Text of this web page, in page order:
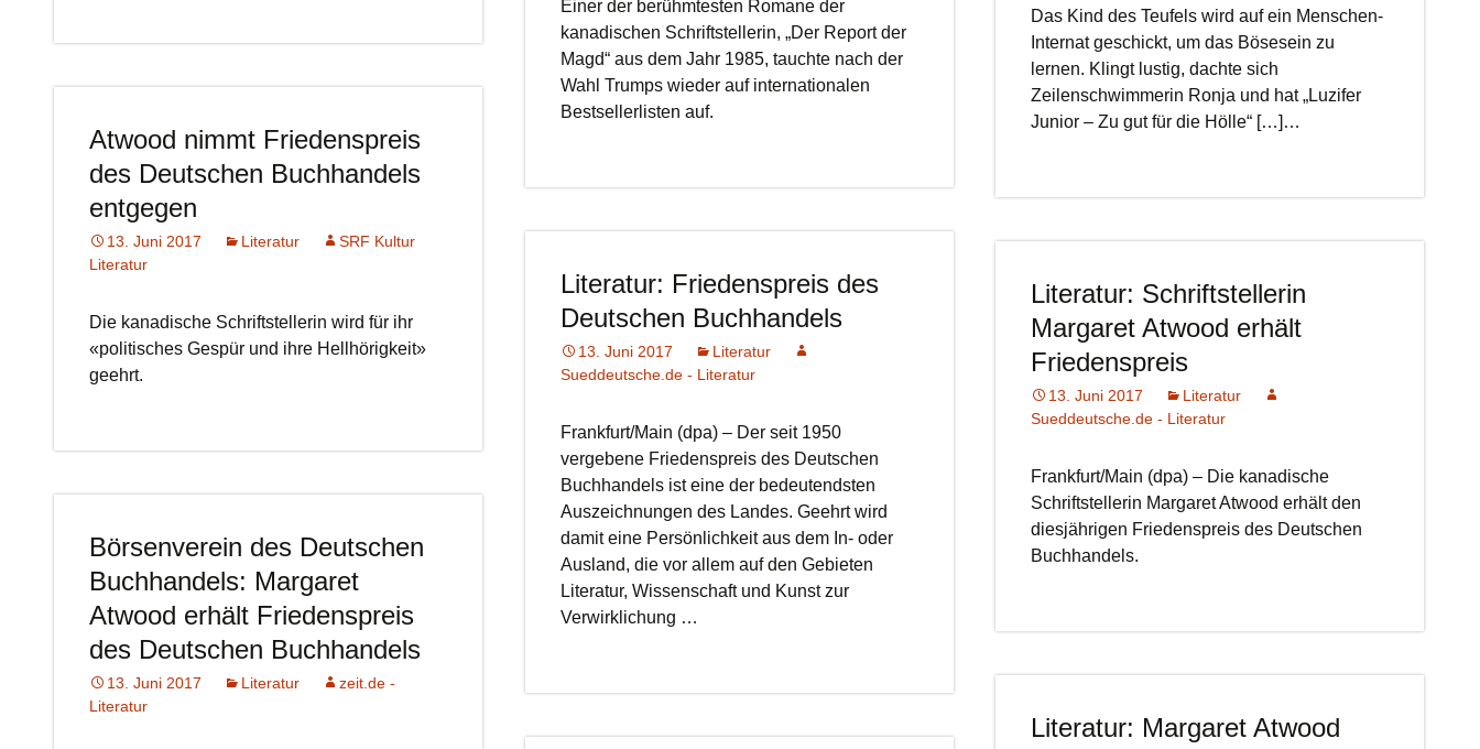
Einer der berühmtesten Romane der
kanadischen Schriftstellerin, „Der Report der
Magd“ aus dem Jahr 1985, tauchte nach der
Wahl Trumps wieder auf internationalen
Bestsellerlisten auf.
Das Kind des Teufels wird auf ein Menschen-
Internat geschickt, um das Bösesein zu
lernen. Klingt lustig, dachte sich
Zeilenschwimmerin Ronja und hat „Luzifer
Junior – Zu gut für die Hölle“ […]…
Atwood nimmt Friedenspreis
des Deutschen Buchhandels
entgegen
13. Juni 2017 Literatur
SRF Kultur
Literatur
Die kanadische Schriftstellerin wird für ihr
«politisches Gespür und ihre Hellhörigkeit»
geehrt.
Literatur: Friedenspreis des
Deutschen Buchhandels
13. Juni 2017
Literatur
Sueddeutsche.de - Literatur
Frankfurt/Main (dpa) – Der seit 1950
vergebene Friedenspreis des Deutschen
Buchhandels ist eine der bedeutendsten
Auszeichnungen des Landes. Geehrt wird
damit eine Persönlichkeit aus dem In- oder
Ausland, die vor allem auf den Gebieten
Literatur, Wissenschaft und Kunst zur
Verwirklichung …
Literatur: Schriftstellerin
Margaret Atwood erhält
Friedenspreis
13. Juni 2017
Literatur
Sueddeutsche.de - Literatur
Frankfurt/Main (dpa) – Die kanadische
Schriftstellerin Margaret Atwood erhält den
diesjährigen Friedenspreis des Deutschen
Buchhandels.
Börsenverein des Deutschen
Buchhandels: Margaret
Atwood erhält Friedenspreis
des Deutschen Buchhandels
13. Juni 2017 Literatur
zeit.de -
Literatur
Literatur: Margaret Atwood